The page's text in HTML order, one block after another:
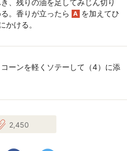
、残りの油を足してみじん切り
。香りが立ったら
A を加えてひ
かける。
ーンを軽くソテーして（4）に添
2,450